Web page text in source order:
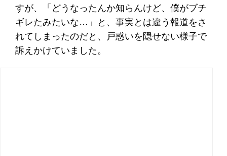
すが、「どうなったんか知らんけど、僕がブチ
ギレたみたいな…」と、事実とは違う報道をさ
れてしまったのだと、戸惑いを隠せない様子で
訴えかけていました。